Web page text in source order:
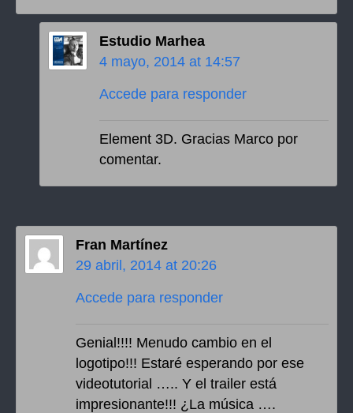
Estudio Marhea
4 mayo, 2014 at 14:57
Accede para responder
Element 3D. Gracias Marco por
comentar.
Fran Martínez
29 abril, 2014 at 20:26
Accede para responder
Genial!!!! Menudo cambio en el
logotipo!!! Estaré esperando por ese
videotutorial ….. Y el trailer está
impresionante!!! ¿La música ….